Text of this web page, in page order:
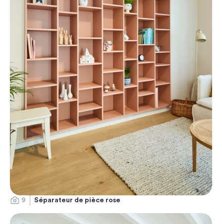
9 Séparateur de pièce rose